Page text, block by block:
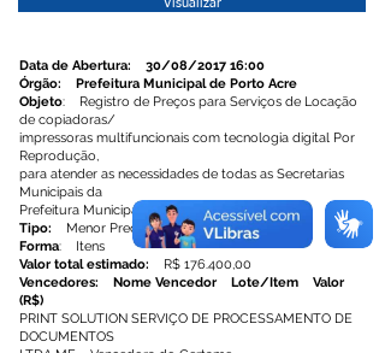
Visualizar
Data de Abertura: 30/08/2017 16:00
Órgão: Prefeitura Municipal de Porto Acre
Objeto: Registro de Preços para Serviços de Locação
de copiadoras/
impressoras multifuncionais com tecnologia digital Por
Reprodução,
para atender as necessidades de todas as Secretarias
Municipais da
Prefeitura Municipal de Porto Acre/AC.
Tipo:
Menor Preço
Forma: Itens
Valor total estimado:
R$ 176.400,00
Vencedores: Nome Vencedor Lote/Item Valor
(R$)
PRINT SOLUTION SERVIÇO DE PROCESSAMENTO DE
DOCUMENTOS